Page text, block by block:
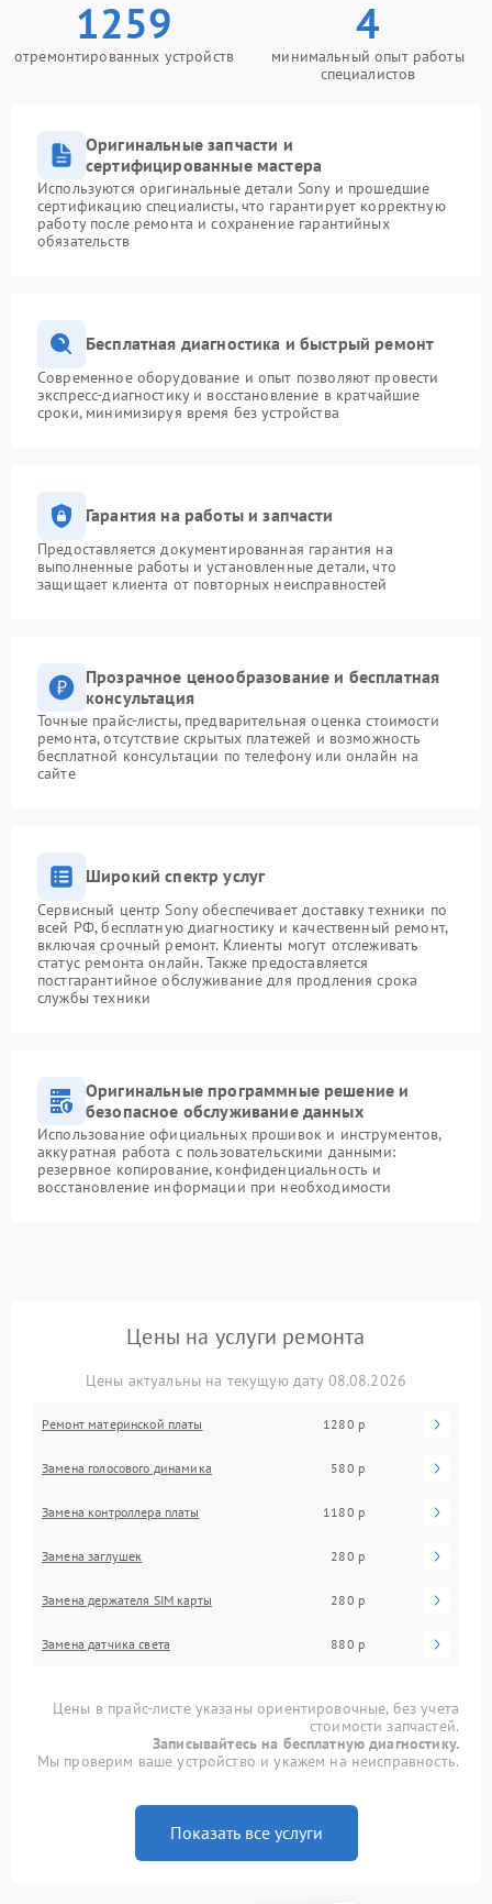
1259
отремонтированных устройств
4
минимальный опыт работы
специалистов
Оригинальные запчасти и
сертифицированные мастера
Используются оригинальные детали Sony и прошедшие
сертификацию специалисты, что гарантирует корректную
работу после ремонта и сохранение гарантийных
обязательств
Бесплатная диагностика и быстрый ремонт
Современное оборудование и опыт позволяют провести
экспресс-диагностику и восстановление в кратчайшие
сроки, минимизируя время без устройства
Гарантия на работы и запчасти
Предоставляется документированная гарантия на
выполненные работы и установленные детали, что
защищает клиента от повторных неисправностей
Прозрачное ценообразование и бесплатная
консультация
Точные прайс-листы, предварительная оценка стоимости
ремонта, отсутствие скрытых платежей и возможность
бесплатной консультации по телефону или онлайн на
сайте
Широкий спектр услуг
Сервисный центр Sony обеспечивает доставку техники по
всей РФ, бесплатную диагностику и качественный ремонт,
включая срочный ремонт. Клиенты могут отслеживать
статус ремонта онлайн. Также предоставляется
постгарантийное обслуживание для продления срока
службы техники
Оригинальные программные решение и
безопасное обслуживание данных
Использование официальных прошивок и инструментов,
аккуратная работа с пользовательскими данными:
резервное копирование, конфиденциальность и
восстановление информации при необходимости
Цены на услуги ремонта
Цены актуальны на текущую дату 08.08.2026
Ремонт материнской платы 1280 р
Замена голосового динамика 580 р
Замена контроллера платы 1180 р
Замена заглушек 280 р
Замена держателя SIM карты 280 р
Замена датчика света 880 р
Цены в прайс-листе указаны ориентировочные, без учета
стоимости запчастей.
Записывайтесь на бесплатную диагностику.
Мы проверим ваше устройство и укажем на неисправность.
Показать все услуги